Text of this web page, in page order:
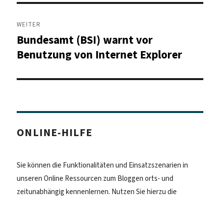
WEITER
Nächster
Beitrag:
Bundesamt (BSI) warnt vor
Benutzung von Internet Explorer
ONLINE-HILFE
Sie können die Funktionalitäten und Einsatzszenarien in
unseren Online Ressourcen zum Bloggen orts- und
zeitunabhängig kennenlernen. Nutzen Sie hierzu die